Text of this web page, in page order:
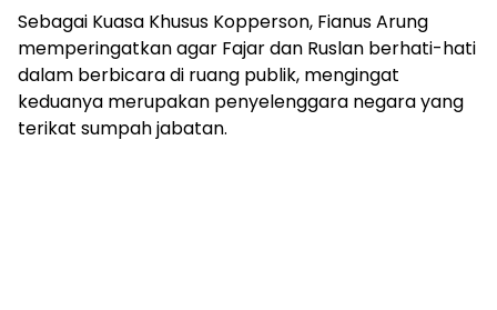
Sebagai Kuasa Khusus Kopperson, Fianus Arung
memperingatkan agar Fajar dan Ruslan berhati-hati
dalam berbicara di ruang publik, mengingat
keduanya merupakan penyelenggara negara yang
terikat sumpah jabatan.